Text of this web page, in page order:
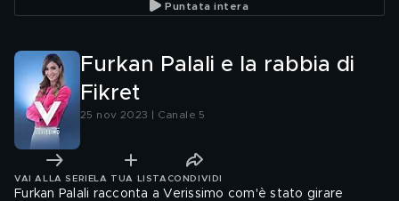
Puntata intera
Furkan Palali e la rabbia di
Fikret
25 nov 2023 | Canale 5
VAI ALLA SERIE LA TUA LISTA CONDIVIDI
Furkan Palali racconta a Verissimo com'è stato girare